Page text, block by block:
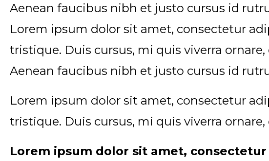
Aenean faucibus nibh et justo cursus id
Lorem ipsum dolor sit amet, consectetur
tristique. Duis cursus, mi quis viverra
Aenean faucibus nibh et justo cursus id
Lorem ipsum dolor sit amet, consectetur
tristique. Duis cursus, mi quis viverra
Lorem ipsum dolor sit amet,